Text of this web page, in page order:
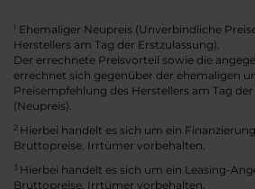
1 Ehemaliger Neupreis (Unverbindliche
Herstellers am Tag der Erstzulassung).
Der errechnete Preisvorteil sowie die
errechnet sich gegenüber der ehemaligen
Preisempfehlung des Herstellers am Tag
(Neupreis).
2 Hierbei handelt es sich um ein
Bruttopreise. Irrtümer vorbehalten.
3 Hierbei handelt es sich um ein Leasing-
Bruttopreise. Irrtümer vorbehalten.